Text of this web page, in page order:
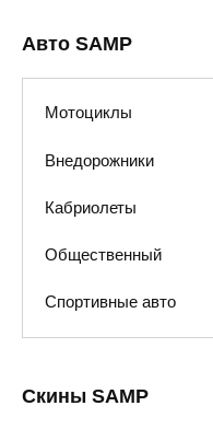
Авто SAMP
Мотоциклы
Внедорожники
Кабриолеты
Общественный
Спортивные авто
Скины SAMP